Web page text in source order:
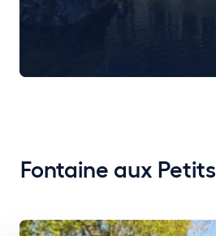
Fontaine aux